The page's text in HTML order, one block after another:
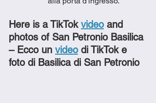
Here is a TikTok video and
photos of San Petronio Basilica
– Ecco un video di TikTok e
foto di Basilica di San Petronio